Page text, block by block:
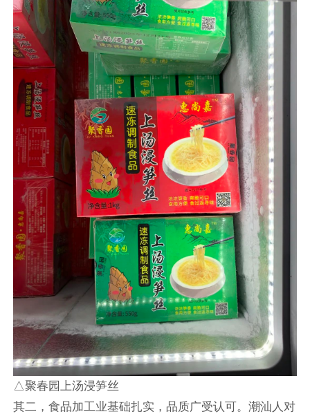
△聚春园上汤浸笋丝
其二，食品加工业基础扎实，品质广受认可。潮汕人对